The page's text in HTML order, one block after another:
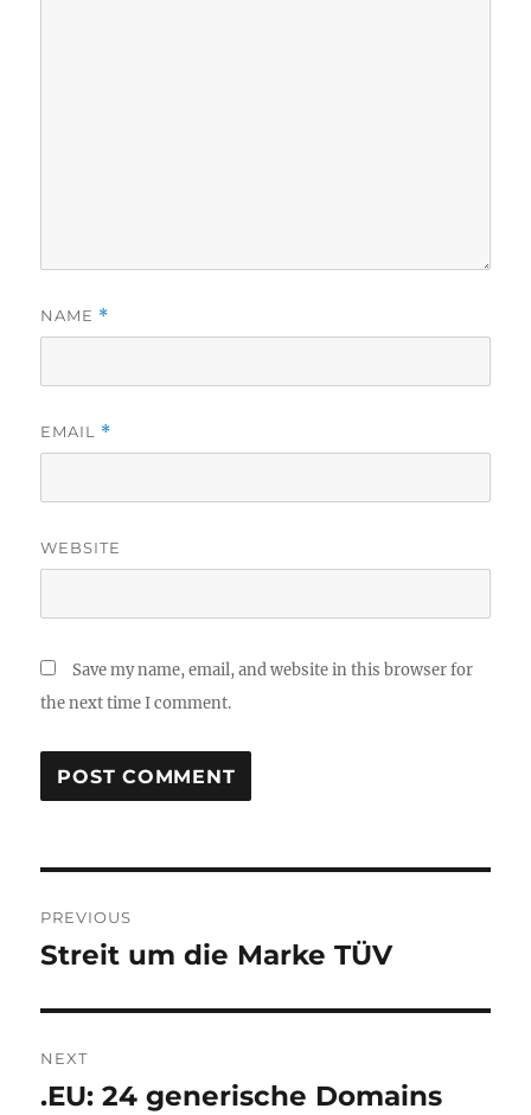
NAME *
EMAIL *
WEBSITE
Save my name, email, and website in this browser for
the next time I comment.
navigation
PREVIOUS
Previous
Streit um die Marke TÜV
NEXT
Next
.EU: 24 generische Domains